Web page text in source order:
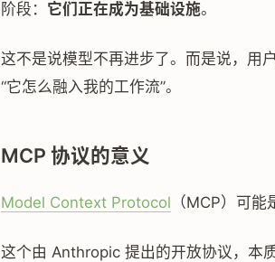
阶段： 它们正在成为基础设施。
这不是说模型不再进步了。而是说，用
“它怎么融入我的工作流”。
MCP 协议的意义
Model Context Protocol （MCP）可
这个由 Anthropic 提出的开放协议，本